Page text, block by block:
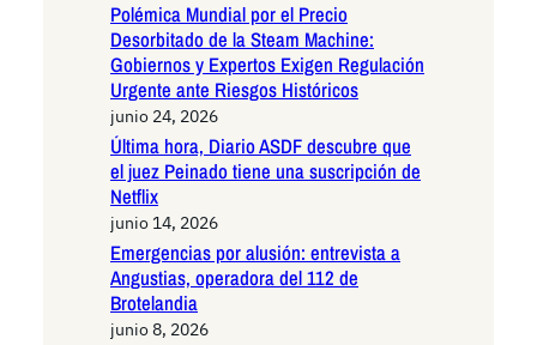
Polémica Mundial por el Precio
Desorbitado de la Steam Machine:
Gobiernos y Expertos Exigen Regulación
Urgente ante Riesgos Históricos
junio 24, 2026
Última hora, Diario ASDF descubre que
el juez Peinado tiene una suscripción de
Netflix
junio 14, 2026
Emergencias por alusión: entrevista a
Angustias, operadora del 112 de
Brotelandia
junio 8, 2026